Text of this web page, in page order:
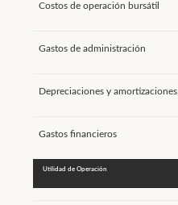
Costos de operación bursátil
Gastos de administración
Depreciaciones y amortizaciones
Gastos financieros
Utilidad de Operación